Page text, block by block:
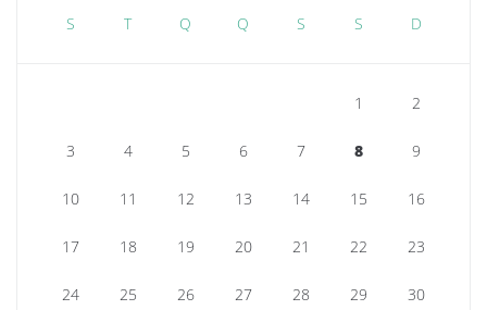
S T Q Q S S D
1 2
3 4 5 6 7 8 9
10 11 12 13 14 15 16
17 18 19 20 21 22 23
24 25 26 27 28 29 30